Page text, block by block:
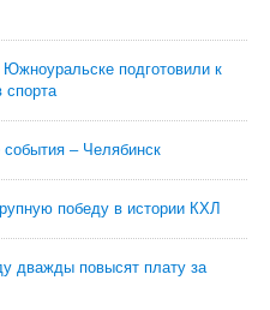
подготовили к
спорта
– Челябинск
победу в истории КХЛ
дважды повысят плату за